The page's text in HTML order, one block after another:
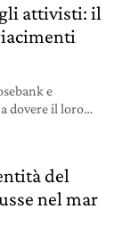
attivisti: il
e
dovere il loro
del
nel mar